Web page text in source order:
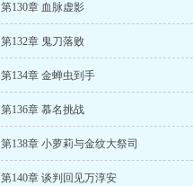
第130章 血脉虚影
第132章 鬼刀落败
第134章 金蝉虫到手
第136章 慕名挑战
第138章 小萝莉与金纹大祭司
第140章 谈判回见万淳安